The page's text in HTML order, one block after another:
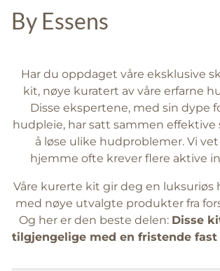
By Essens
Har du oppdaget våre eksklusive
kit, nøye kuratert av våre erfarne
Disse ekspertene, med sin dype
hudpleie, har satt sammen effektive
å løse ulike hudproblemer. Vi
hjemme ofte krever flere aktive
Våre kurerte kit gir deg en
med nøye utvalgte produkter fra
Og her er den beste delen: Disse
tilgjengelige med en fristende fast